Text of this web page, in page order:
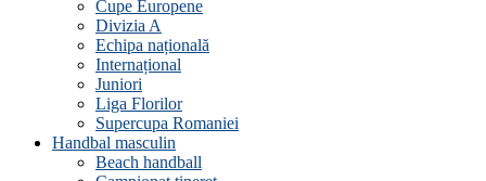
Cupe Europene
Divizia A
Echipa națională
Internațional
Juniori
Liga Florilor
Supercupa Romaniei
Handbal masculin
Beach handball